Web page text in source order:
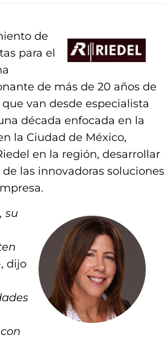
de
para el
de más de 20 años de
van desde especialista
década enfocada en la
la Ciudad de México,
en la región, desarrollar
las innovadoras soluciones
su
, dijo